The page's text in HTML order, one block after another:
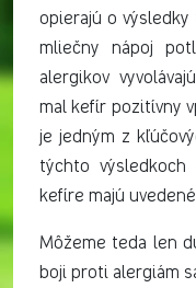
opierajú o výsledky
mliečny nápoj
alergikov
mal kefír pozitívny
je jedným z
týchto
kefíre majú
Môžeme teda len
boji proti alergiám